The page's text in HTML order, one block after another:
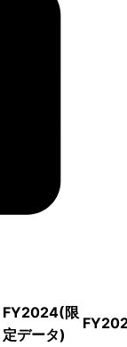
FY2024(限
定データ)